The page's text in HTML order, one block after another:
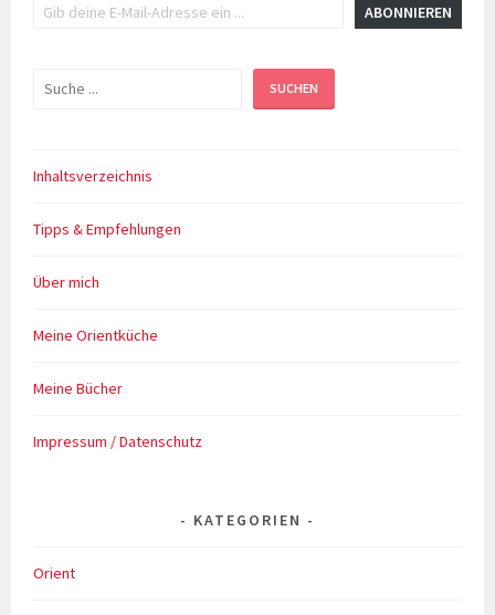
ABONNIEREN
Suchen SUCHEN
Inhaltsverzeichnis
Tipps & Empfehlungen
Über mich
Meine Orientküche
Meine Bücher
Impressum / Datenschutz
KATEGORIEN
Orient